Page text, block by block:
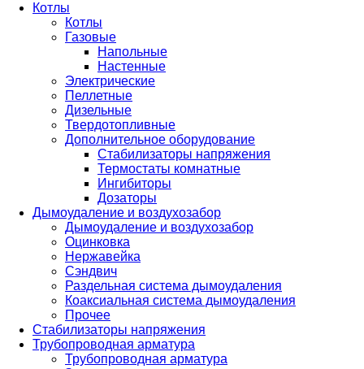
Котлы
Котлы
Газовые
Напольные
Настенные
Электрические
Пеллетные
Дизельные
Твердотопливные
Дополнительное оборудование
Стабилизаторы напряжения
Термостаты комнатные
Ингибиторы
Дозаторы
Дымоудаление и воздухозабор
Дымоудаление и воздухозабор
Оцинковка
Нержавейка
Сэндвич
Раздельная система дымоудаления
Коаксиальная система дымоудаления
Прочее
Стабилизаторы напряжения
Трубопроводная арматура
Трубопроводная арматура